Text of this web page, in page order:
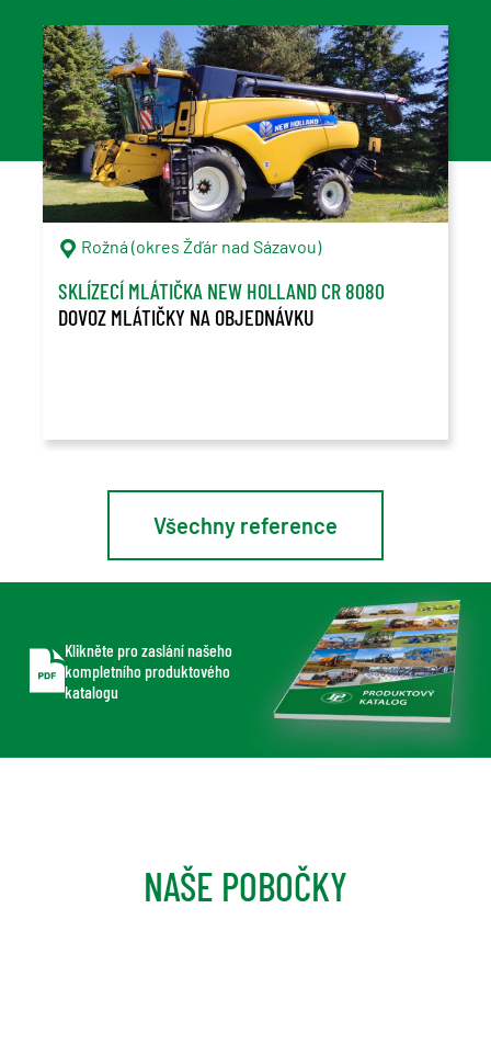
Rožná (okres Žďár nad Sázavou)
SKLÍZECÍ MLÁTIČKA NEW HOLLAND CR 8080
DOVOZ MLÁTIČKY NA OBJEDNÁVKU
Všechny reference
Klikněte pro zaslání našeho
kompletního produktového
katalogu
NAŠE POBOČKY